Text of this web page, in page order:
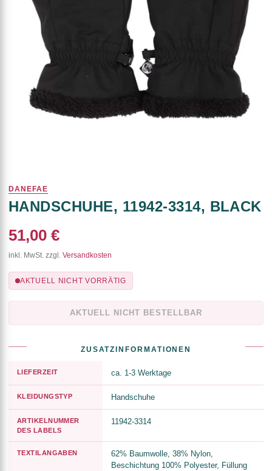
DANEFAE
HANDSCHUHE, 11942-3314, BLACK
51,00 €
inkl. MwSt. zzgl. Versandkosten
AKTUELL NICHT VORRÄTIG
AKTUELL NICHT BESTELLBAR
ZUSATZINFORMATIONEN
LIEFERZEIT ca. 1-3 Werktage
KLEIDUNGSTYP Handschuhe
ARTIKELNUMMER
DES LABELS
11942-3314
TEXTILANGABEN
62% Baumwolle, 38% Nylon,
Beschichtung 100% Polyester, Füllung